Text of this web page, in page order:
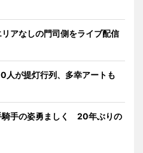
アなしの門司側をライブ配信
が提灯行列、多幸アートも
騎手の姿勇ましく 20年ぶりの